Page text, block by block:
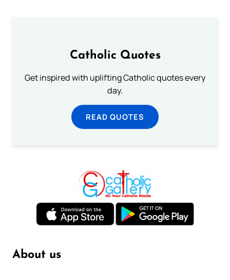
Catholic Quotes
Get inspired with uplifting Catholic quotes every
day.
READ QUOTES
About us